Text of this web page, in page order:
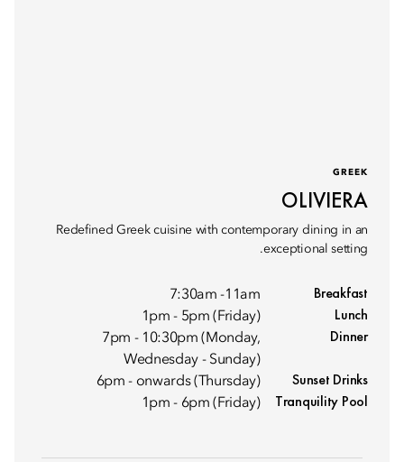
GREEK
OLIVIERA
Redefined Greek cuisine with contemporary dining in an
exceptional setting.
Breakfast
7:30am -11am
Lunch
1pm - 5pm (Friday)
Dinner
7pm - 10:30pm (Monday,
Wednesday - Sunday)
Sunset Drinks
6pm - onwards (Thursday)
Tranquility Pool
1pm - 6pm (Friday)